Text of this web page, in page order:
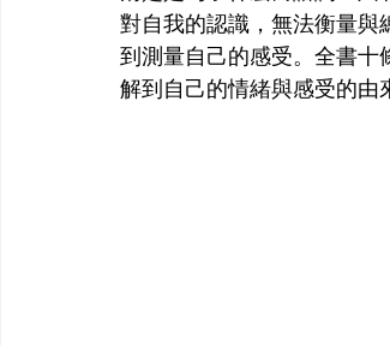
對自我的認識，無法衡量與
到測量自己的感受。全書十
解到自己的情緒與感受的由